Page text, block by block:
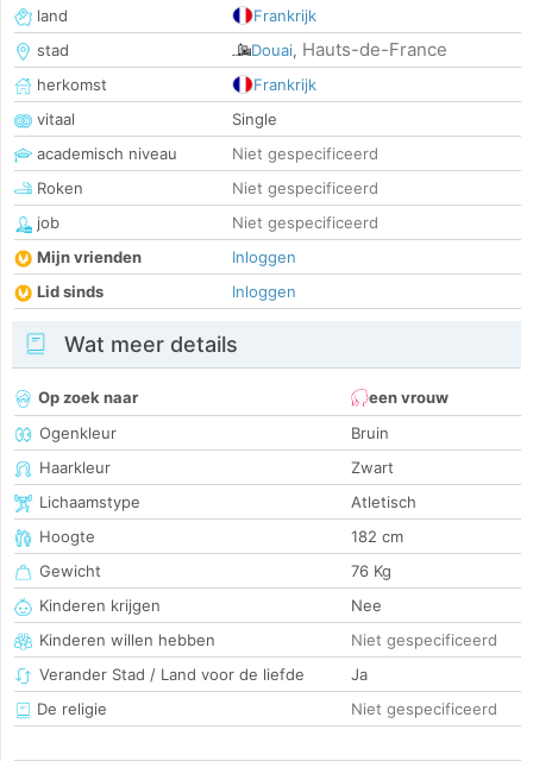
land
Frankrijk
stad
Douai, Hauts-de-France
herkomst
Frankrijk
vitaal
Single
academisch niveau
Niet gespecificeerd
Roken
Niet gespecificeerd
job
Niet gespecificeerd
Mijn vrienden
Inloggen
Lid sinds
Inloggen
Wat meer details
Op zoek naar
een vrouw
Ogenkleur
Bruin
Haarkleur
Zwart
Lichaamstype
Atletisch
Hoogte
182 cm
Gewicht
76 Kg
Kinderen krijgen
Nee
Kinderen willen hebben
Niet gespecificeerd
Verander Stad / Land voor de liefde
Ja
De religie
Niet gespecificeerd